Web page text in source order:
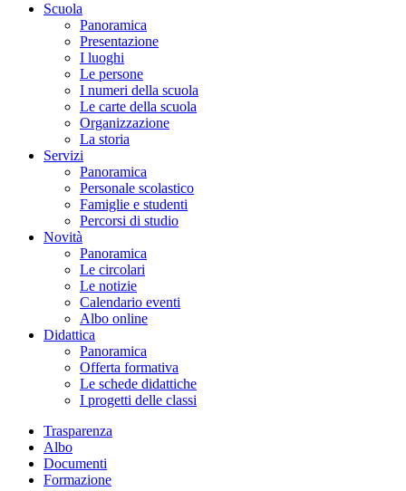
Scuola
Panoramica
Presentazione
I luoghi
Le persone
I numeri della scuola
Le carte della scuola
Organizzazione
La storia
Servizi
Panoramica
Personale scolastico
Famiglie e studenti
Percorsi di studio
Novità
Panoramica
Le circolari
Le notizie
Calendario eventi
Albo online
Didattica
Panoramica
Offerta formativa
Le schede didattiche
I progetti delle classi
Trasparenza
Albo
Documenti
Formazione